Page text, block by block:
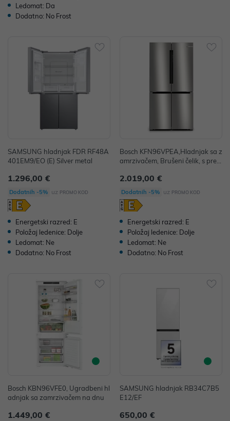
Ledomat: Da
Dodatno: No Frost
SAMSUNG hladnjak FDR RF48A
401EM9/EO (E) Silver metal
1.296,00 €
Dodatnih -5% uz PROMO KOD
Energetski razred: E
Položaj ledenice: Dolje
Ledomat: Ne
Dodatno: No Frost
Bosch KFN96VPEA,Hladnjak sa z
amrzivačem, Brušeni čelik, s prem
2.019,00 €
Dodatnih -5% uz PROMO KOD
Energetski razred: E
Položaj ledenice: Dolje
Ledomat: Ne
Dodatno: No Frost
Bosch KBN96VFE0, Ugradbeni hl
adnjak sa zamrzivačem na dnu
1.449,00 €
SAMSUNG hladnjak RB34C7B5
E12/EF
650,00 €